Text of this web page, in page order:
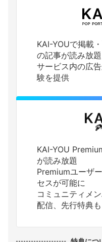
KAI-YOUで掲載
の記事が読み放題
サービス内の広
験を提供
KAI-YOU
が読み放題
Premiumユーザ
セスが可能に
コミュニティメ
配信、先行特典も